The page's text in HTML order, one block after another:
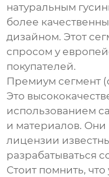
натуральным
более
дизайном. Этот
спросом у
покупателей.
Премиум сегмент
Это
использованием
и материалов. Они
лицензии
разрабатываться
Стоит помнить,